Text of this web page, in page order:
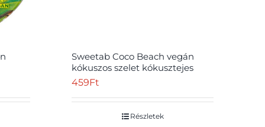
Sweetab Coco Beach vegán
kókuszos szelet kókusztejes
csokiba mártva 35 g
459Ft
Részletek